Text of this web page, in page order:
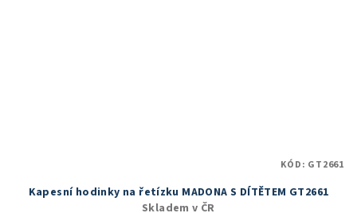
Kapesní hodinky na řetízku MADONA S DÍTĚTEM GT2661
Skladem v ČR
KÓD: GT2661